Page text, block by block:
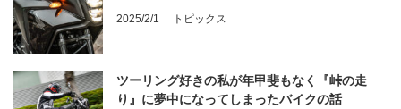
2025/2/1 トピックス
ツーリング好きの私が年甲斐もなく『峠の走
り』に夢中になってしまったバイクの話